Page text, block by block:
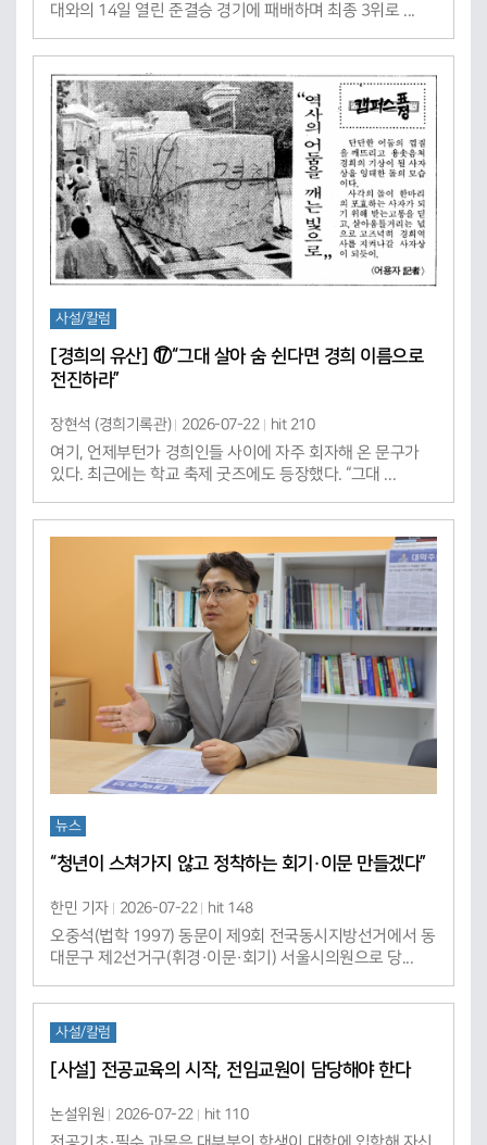
대와의 14일 열린 준결승 경기에 패배하며 최종 3위로 ...
사설/칼럼
[경희의 유산] ⑰“그대 살아 숨 쉰다면 경희 이름으로
전진하라”
장현석 (경희기록관) 2026-07-22
hit 210
여기, 언제부턴가 경희인들 사이에 자주 회자해 온 문구가
있다. 최근에는 학교 축제 굿즈에도 등장했다. “그대 ...
뉴스
“청년이 스쳐가지 않고 정착하는 회기·이문 만들겠다”
한민 기자 2026-07-22
hit 148
오중석(법학 1997) 동문이 제9회 전국동시지방선거에서 동
대문구 제2선거구(휘경·이문·회기) 서울시의원으로 당...
사설/칼럼
[사설] 전공교육의 시작, 전임교원이 담당해야 한다
논설위원 2026-07-22
hit 110